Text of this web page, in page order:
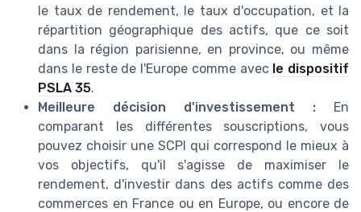
le taux de rendement, le taux d'occupation, et la
répartition géographique des actifs, que ce soit
dans la région parisienne, en province, ou même
dans le reste de l'Europe comme avec le dispositif
PSLA 35.
Meilleure décision d'investissement : En
comparant les différentes souscriptions, vous
pouvez choisir une SCPI qui correspond le mieux à
vos objectifs, qu'il s'agisse de maximiser le
rendement, d'investir dans des actifs comme des
commerces en France ou en Europe, ou encore de